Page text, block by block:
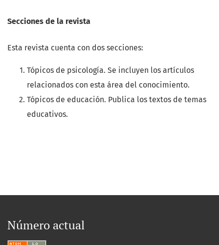
Secciones de la revista
Esta revista cuenta con dos secciones:
Tópicos de psicología. Se incluyen los artículos
relacionados con esta área del conocimiento.
Tópicos de educación. Publica los textos de temas
educativos.
Número actual